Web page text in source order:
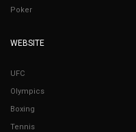
Poker
WEBSITE
UFC
Olympics
Boxing
Tennis